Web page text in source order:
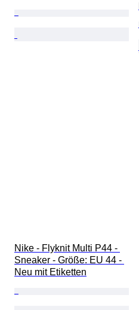
Nike - Flyknit Multi P44 -
Sneaker - Größe: EU 44 -
Neu mit Etiketten